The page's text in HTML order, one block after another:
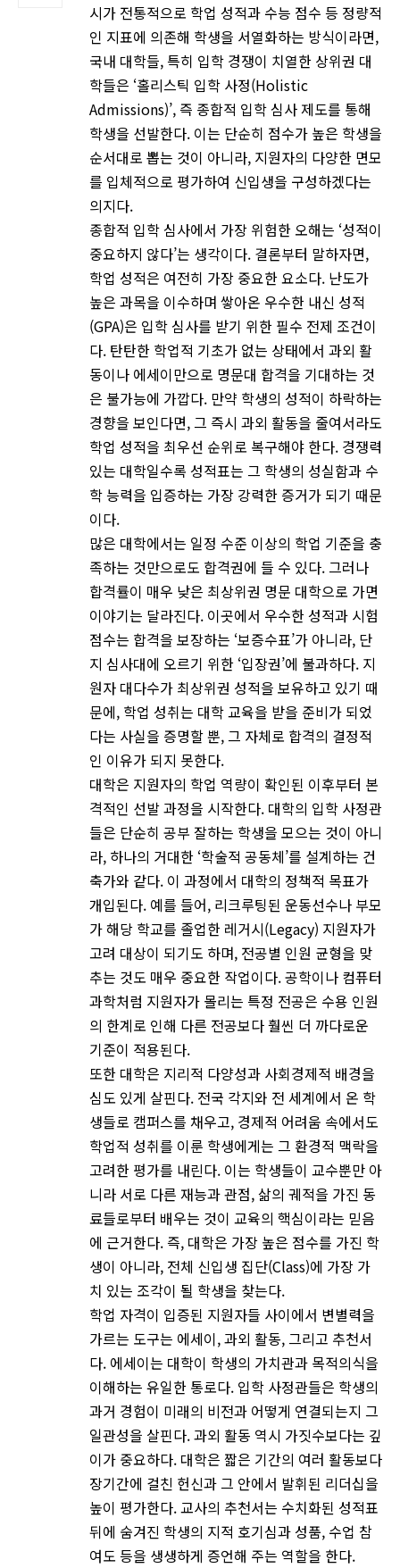
시가 전통적으로 학업 성적과 수능 점수 등 정량적
인 지표에 의존해 학생을 서열화하는 방식이라면,
국내 대학들, 특히 입학 경쟁이 치열한 상위권 대
학들은 ‘홀리스틱 입학 사정(Holistic
Admissions)’, 즉 종합적 입학 심사 제도를 통해
학생을 선발한다. 이는 단순히 점수가 높은 학생을
순서대로 뽑는 것이 아니라, 지원자의 다양한 면모
를 입체적으로 평가하여 신입생을 구성하겠다는
의지다.
종합적 입학 심사에서 가장 위험한 오해는 ‘성적이
중요하지 않다’는 생각이다. 결론부터 말하자면,
학업 성적은 여전히 가장 중요한 요소다. 난도가
높은 과목을 이수하며 쌓아온 우수한 내신 성적
(GPA)은 입학 심사를 받기 위한 필수 전제 조건이
다. 탄탄한 학업적 기초가 없는 상태에서 과외 활
동이나 에세이만으로 명문대 합격을 기대하는 것
은 불가능에 가깝다. 만약 학생의 성적이 하락하는
경향을 보인다면, 그 즉시 과외 활동을 줄여서라도
학업 성적을 최우선 순위로 복구해야 한다. 경쟁력
있는 대학일수록 성적표는 그 학생의 성실함과 수
학 능력을 입증하는 가장 강력한 증거가 되기 때문
이다.
많은 대학에서는 일정 수준 이상의 학업 기준을 충
족하는 것만으로도 합격권에 들 수 있다. 그러나
합격률이 매우 낮은 최상위권 명문 대학으로 가면
이야기는 달라진다. 이곳에서 우수한 성적과 시험
점수는 합격을 보장하는 ‘보증수표’가 아니라, 단
지 심사대에 오르기 위한 ‘입장권’에 불과하다. 지
원자 대다수가 최상위권 성적을 보유하고 있기 때
문에, 학업 성취는 대학 교육을 받을 준비가 되었
다는 사실을 증명할 뿐, 그 자체로 합격의 결정적
인 이유가 되지 못한다.
대학은 지원자의 학업 역량이 확인된 이후부터 본
격적인 선발 과정을 시작한다. 대학의 입학 사정관
들은 단순히 공부 잘하는 학생을 모으는 것이 아니
라, 하나의 거대한 ‘학술적 공동체’를 설계하는 건
축가와 같다. 이 과정에서 대학의 정책적 목표가
개입된다. 예를 들어, 리크루팅된 운동선수나 부모
가 해당 학교를 졸업한 레거시(Legacy) 지원자가
고려 대상이 되기도 하며, 전공별 인원 균형을 맞
추는 것도 매우 중요한 작업이다. 공학이나 컴퓨터
과학처럼 지원자가 몰리는 특정 전공은 수용 인원
의 한계로 인해 다른 전공보다 훨씬 더 까다로운
기준이 적용된다.
또한 대학은 지리적 다양성과 사회경제적 배경을
심도 있게 살핀다. 전국 각지와 전 세계에서 온 학
생들로 캠퍼스를 채우고, 경제적 어려움 속에서도
학업적 성취를 이룬 학생에게는 그 환경적 맥락을
고려한 평가를 내린다. 이는 학생들이 교수뿐만 아
니라 서로 다른 재능과 관점, 삶의 궤적을 가진 동
료들로부터 배우는 것이 교육의 핵심이라는 믿음
에 근거한다. 즉, 대학은 가장 높은 점수를 가진 학
생이 아니라, 전체 신입생 집단(Class)에 가장 가
치 있는 조각이 될 학생을 찾는다.
학업 자격이 입증된 지원자들 사이에서 변별력을
가르는 도구는 에세이, 과외 활동, 그리고 추천서
다. 에세이는 대학이 학생의 가치관과 목적의식을
이해하는 유일한 통로다. 입학 사정관들은 학생의
과거 경험이 미래의 비전과 어떻게 연결되는지 그
일관성을 살핀다. 과외 활동 역시 가짓수보다는 깊
이가 중요하다. 대학은 짧은 기간의 여러 활동보다
장기간에 걸친 헌신과 그 안에서 발휘된 리더십을
높이 평가한다. 교사의 추천서는 수치화된 성적표
뒤에 숨겨진 학생의 지적 호기심과 성품, 수업 참
여도 등을 생생하게 증언해 주는 역할을 한다.